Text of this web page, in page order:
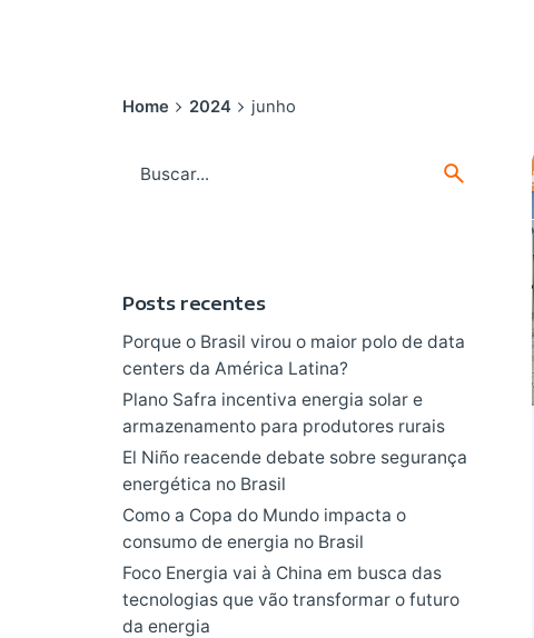
Home 2024 junho
for
Posts recentes
Porque o Brasil virou o maior polo de data
centers da América Latina?
Plano Safra incentiva energia solar e
armazenamento para produtores rurais
El Niño reacende debate sobre segurança
energética no Brasil
Como a Copa do Mundo impacta o
consumo de energia no Brasil
Foco Energia vai à China em busca das
tecnologias que vão transformar o futuro
da energia